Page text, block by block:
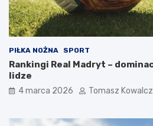
PIŁKA NOŻNA SPORT
Rankingi Real Madryt –
lidze
4 marca 2026 Tomasz